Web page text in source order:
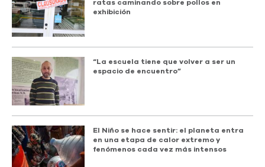
ratas caminando sobre pollos en
exhibición
“La escuela tiene que volver a ser un
espacio de encuentro”
El Niño se hace sentir: el planeta entra
en una etapa de calor extremo y
fenómenos cada vez más intensos